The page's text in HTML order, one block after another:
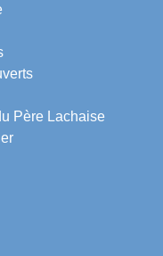
Père Lachaise